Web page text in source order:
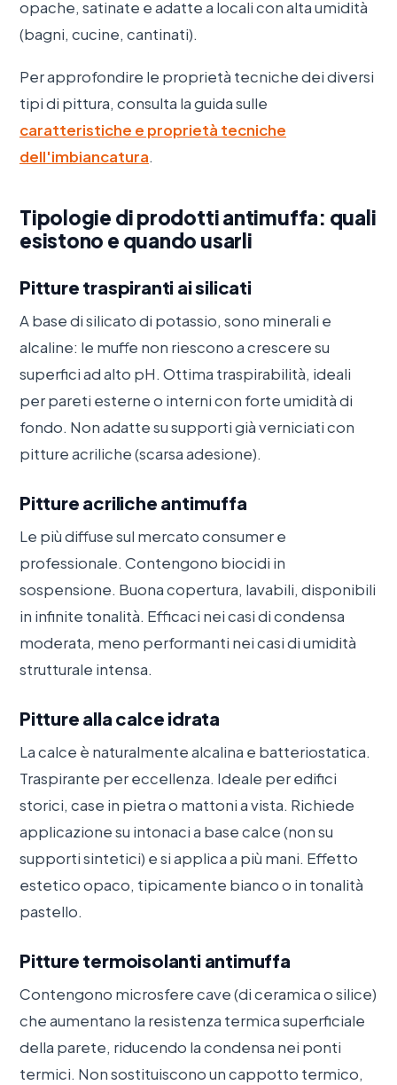
opache, satinate e adatte a locali con alta umidità
(bagni, cucine, cantinati).
Per approfondire le proprietà tecniche dei diversi
tipi di pittura, consulta la guida sulle
caratteristiche e proprietà tecniche
dell'imbiancatura.
Tipologie di prodotti antimuffa: quali
esistono e quando usarli
Pitture traspiranti ai silicati
A base di silicato di potassio, sono minerali e
alcaline: le muffe non riescono a crescere su
superfici ad alto pH. Ottima traspirabilità, ideali
per pareti esterne o interni con forte umidità di
fondo. Non adatte su supporti già verniciati con
pitture acriliche (scarsa adesione).
Pitture acriliche antimuffa
Le più diffuse sul mercato consumer e
professionale. Contengono biocidi in
sospensione. Buona copertura, lavabili, disponibili
in infinite tonalità. Efficaci nei casi di condensa
moderata, meno performanti nei casi di umidità
strutturale intensa.
Pitture alla calce idrata
La calce è naturalmente alcalina e batteriostatica.
Traspirante per eccellenza. Ideale per edifici
storici, case in pietra o mattoni a vista. Richiede
applicazione su intonaci a base calce (non su
supporti sintetici) e si applica a più mani. Effetto
estetico opaco, tipicamente bianco o in tonalità
pastello.
Pitture termoisolanti antimuffa
Contengono microsfere cave (di ceramica o silice)
che aumentano la resistenza termica superficiale
della parete, riducendo la condensa nei ponti
termici. Non sostituiscono un cappotto termico,